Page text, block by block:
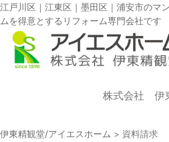
江戸川区｜江東区｜墨田区｜浦安市のマ
ムを得意とするリフォーム専門会社です
株式会社 伊
伊東精観堂/アイエスホーム > 資料請求